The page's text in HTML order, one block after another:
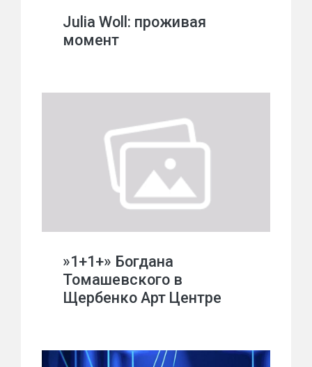
Julia Woll: проживая
момент
»1+1+» Богдана
Томашевского в
Щербенко Арт Центре